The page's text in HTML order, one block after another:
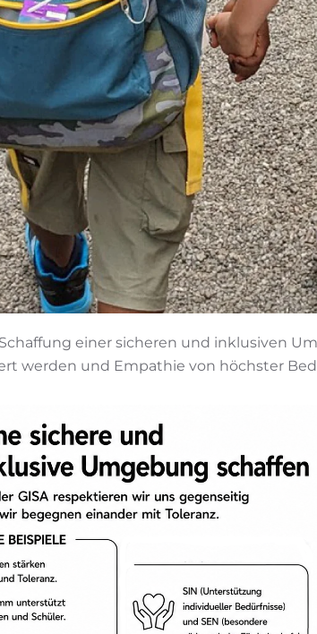
einer sicheren und inklusiven
werden und Empathie von höchster